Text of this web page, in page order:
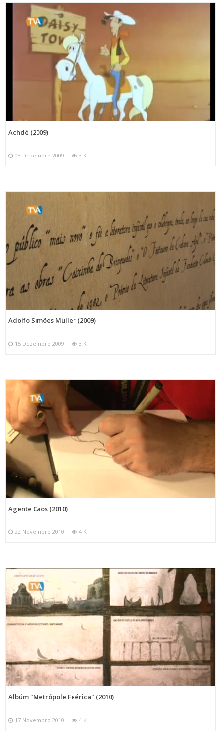
Achdé (2009)
03 Dezembro 2009 3 K
Adolfo Simões Müller (2009)
15 Dezembro 2009 3 K
Agente Caos (2010)
22 Novembro 2010 4 K
Albúm "Metrópole Feérica" (2010)
17 Novembro 2010 4 K